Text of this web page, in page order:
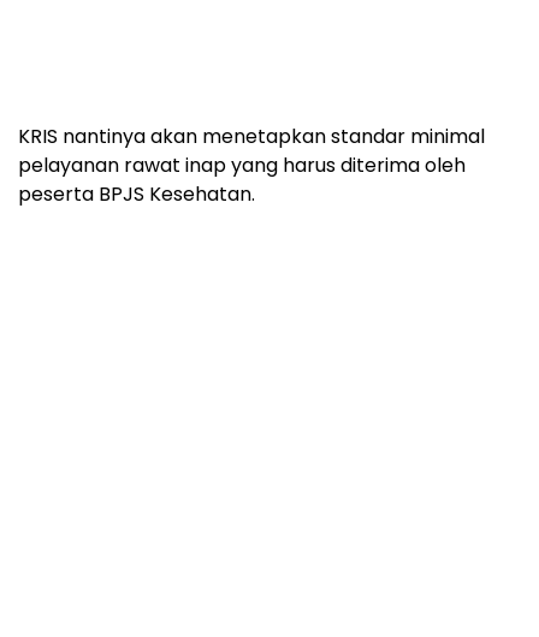
KRIS nantinya akan menetapkan standar minimal
pelayanan rawat inap yang harus diterima oleh
peserta BPJS Kesehatan.